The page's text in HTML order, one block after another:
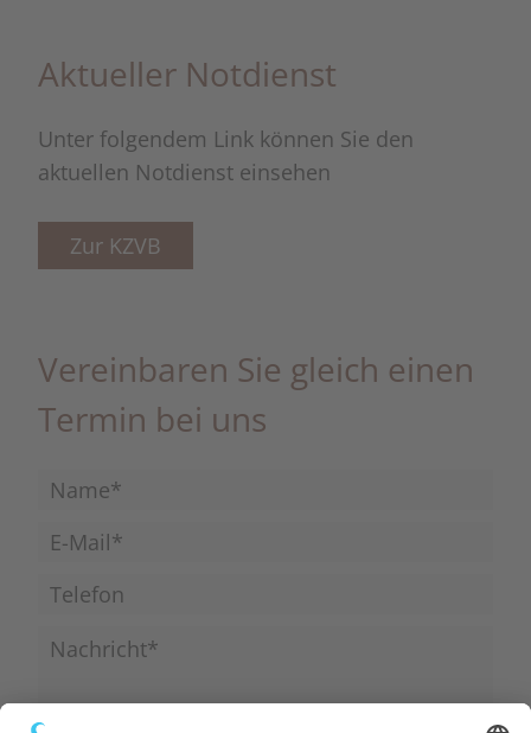
Aktueller Notdienst
Unter folgendem Link können Sie den
aktuellen Notdienst einsehen
Zur KZVB
Vereinbaren Sie gleich einen
Termin bei uns